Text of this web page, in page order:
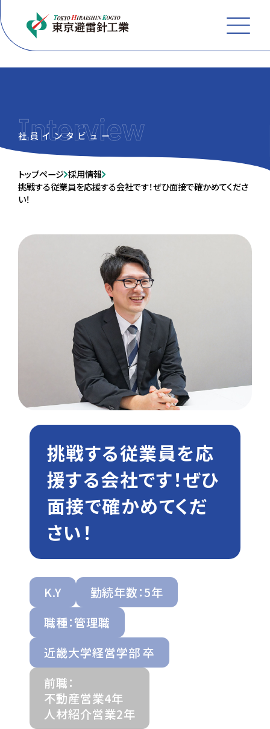
トップページ 採用情報
挑戦する従業員を応援する会社です！ぜひ面接で確かめてくださ
い！
挑戦する従業員を応
援する会社です！ぜひ
面接で確かめてくだ
さい！
K.Y
勤続年数：5年
職種：管理職
近畿大学経営学部 卒
前職：
不動産営業4年
人材紹介営業2年